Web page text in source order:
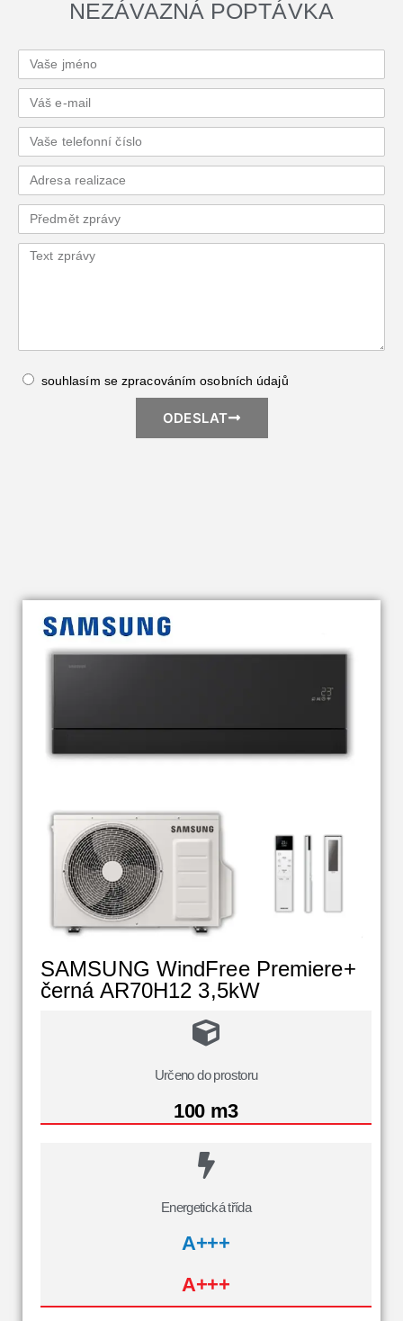
NEZÁVAZNÁ POPTÁVKA
souhlasím se zpracovánímosobních údajů
ODESLAT
SAMSUNG WindFree Premiere+
černá AR70H12 3,5kW
Určeno do prostoru
100 m3
Energetická třída
A+++
A+++